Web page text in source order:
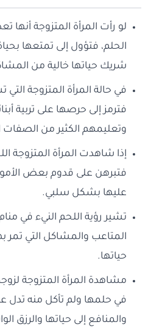
لو رأت المرأة المتزوجة أنها
الحلم، فتؤول إلى تمتعها
شريك حياتها خالية من
في حالة المرأة المتزوجة التي
فترمز إلى حرصها على تربية
وتعليمهم الكثير من الصفات
إذا شاهدت المرأة المتزوجة
فتبرهن على قدوم بعض الأمور
عليها بشكل سلبي.
تشير رؤية اللحم النيء في منام
المتاعب والمشاكل التي تمر
حياتها.
مشاهدة المرأة المتزوجة
في حلمها ولم تأكل منه تدل
والمنافع إلى حياتها والرزق